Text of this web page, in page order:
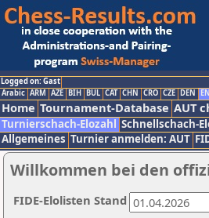
Logged on: Gast
Arabic ARM AZE BIH BUL CAT CHN CRO CZE DEN
Home Tournament-Database AUT
Turnierschach-Elozahl Schnellschach-
Allgemeines Turnier anmelden: AUT
Willkommen bei den
FIDE-Elolisten Stand